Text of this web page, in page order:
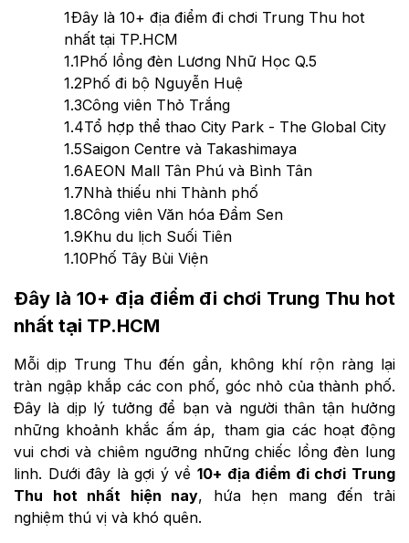
1Đây là 10+ địa điểm đi chơi Trung Thu hot
nhất tại TP.HCM
1.1Phố lồng đèn Lương Nhữ Học Q.5
1.2Phố đi bộ Nguyễn Huệ
1.3Công viên Thỏ Trắng
1.4Tổ hợp thể thao City Park - The Global City
1.5Saigon Centre và Takashimaya
1.6AEON Mall Tân Phú và Bình Tân
1.7Nhà thiếu nhi Thành phố
1.8Công viên Văn hóa Đầm Sen
1.9Khu du lịch Suối Tiên
1.10Phố Tây Bùi Viện
Đây là 10+ địa điểm đi chơi Trung Thu hot
nhất tại TP.HCM
Mỗi dịp Trung Thu đến gần, không khí rộn ràng lại
tràn ngập khắp các con phố, góc nhỏ của thành phố.
Đây là dịp lý tưởng để bạn và người thân tận hưởng
những khoảnh khắc ấm áp, tham gia các hoạt động
vui chơi và chiêm ngưỡng những chiếc lồng đèn lung
linh. Dưới đây là gợi ý về10+ địa điểm đi chơi Trung
Thu hot nhất hiện nay, hứa hẹn mang đến trải
nghiệm thú vị và khó quên.